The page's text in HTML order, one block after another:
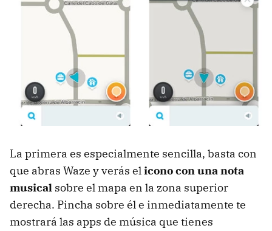
La primera es especialmente sencilla, basta con
que abras Waze y verás elicono con una nota
musical sobre el mapa en la zona superior
derecha. Pincha sobre él e inmediatamente te
mostrará las apps de música que tienes